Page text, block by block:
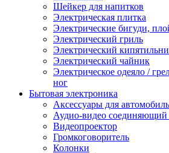
Шейкер для напитков
Электрическая плитка
Электрические бигуди,
Электрический гриль
Электрический
Электрический чайник
Электрическое одеяло /
ног
Бытовая электроника
Аксессуары для
Аудио-видео соединяющий
Видеопроектор
Громкоговоритель
Колонки